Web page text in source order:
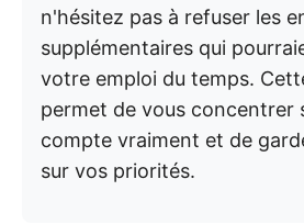
n'hésitez pas à refuser les
supplémentaires qui
votre emploi du temps.
permet de vous concentrer
compte vraiment et de
sur vos priorités.